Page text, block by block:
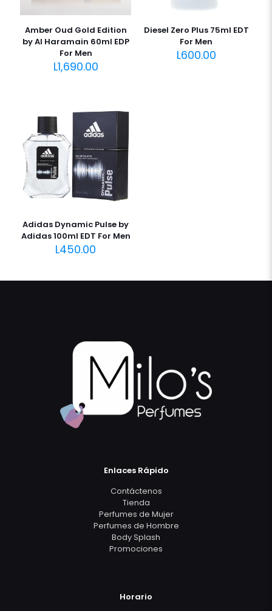
Amber Oud Gold Edition
by Al Haramain 60ml EDP
For Men
L1,690.00
Diesel Zero Plus 75ml EDT
For Men
L600.00
Adidas Dynamic Pulse by
Adidas 100ml EDT For Men
L450.00
Enlaces Rápido
Contáctenos
Tienda
Perfumes de Mujer
Perfumes de Hombre
Body Splash
Promociones
Horario